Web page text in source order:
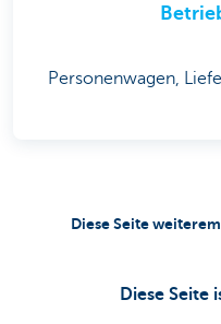
Personenwagen,
Diese Seite
Diese Seite